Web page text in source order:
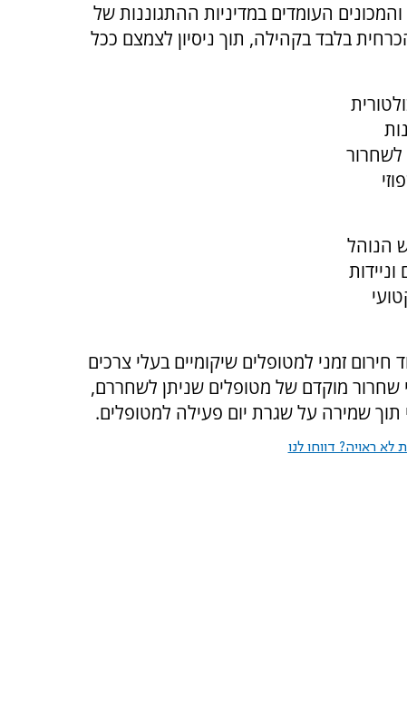
העומדים במדיניות ההתגוננות של
בלבד בקהילה, תוך ניסיון לצמצם ככל
לשחרור
הנוהל
חירום זמני למטופלים שיקומיים בעלי צרכים
שחרור מוקדם של מטופלים שניתן לשחררם,
שמירה על שגרת יום פעילה למטופלים.
ראויה? דווחו לנו